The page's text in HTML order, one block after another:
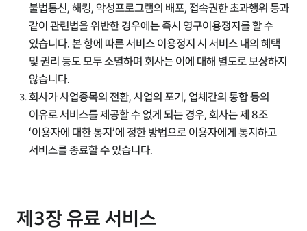
불법통신, 해킹, 악성프로그램의 배포, 접속권한 초과행위 등과
같이 관련법을 위반한 경우에는 즉시 영구이용정지를 할 수
있습니다. 본 항에 따른 서비스 이용정지 시 서비스 내의 혜택
및 권리 등도 모두 소멸하며 회사는 이에 대해 별도로 보상하지
않습니다.
회사가 사업종목의 전환, 사업의 포기, 업체간의 통합 등의
이유로 서비스를 제공할 수 없게 되는 경우, 회사는 제 8조
‘이용자에 대한 통지’에 정한 방법으로 이용자에게 통지하고
서비스를 종료할 수 있습니다.
제3장 유료 서비스